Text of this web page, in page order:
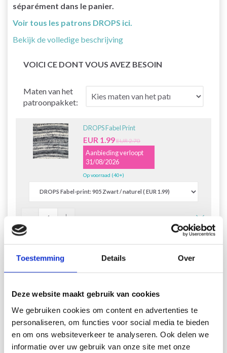
Toestemming Details Over
Deze website maakt gebruik van cookies
We gebruiken cookies om content en advertenties te
personaliseren, om functies voor social media te bieden
en om ons websiteverkeer te analyseren. Ook delen we
informatie over uw gebruik van onze site met onze
séparément dans le panier.
Voir tous les patrons DROPS ici.
Bekijk de volledige beschrijving
VOICI CE DONT VOUS AVEZ BESOIN
Maten van het
patroonpakket:
DROPS Fabel Print
EUR 1.99EUR 2.70
Aanbieding verloopt
31/08/2026
Op voorraad (40+)
Alles toevoegen aan winkelwagen
158-49 Rocky Road by DROPS
Design
DROPS design: Modèle n° fa-285